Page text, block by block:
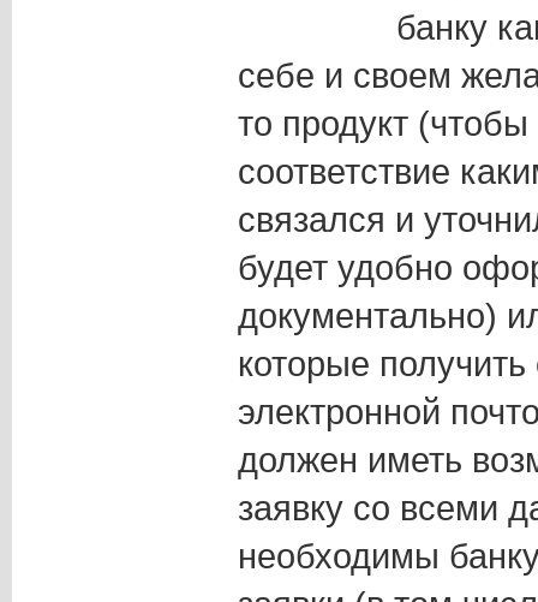
банку
себе и своем
то продукт
соответствие
связался и
будет удобно
документально)
которые
электронной
должен иметь
заявку со всеми
необходимы